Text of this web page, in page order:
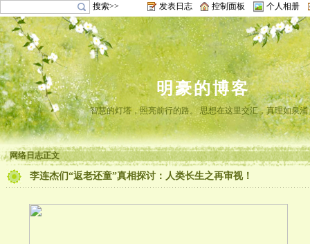
搜索>> 发表日志 控制面板 个人相册
明豪的博客
智慧的灯塔，照亮前行的路。 思想在这里交汇，真理如泉涌
网络日志正文
李连杰们“返老还童”真相探讨：人类长生之再审视！